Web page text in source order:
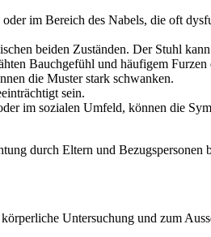
im Bereich des Nabels, die oft
beiden Zuständen. Der Stuhl
Bauchgefühl und häufigem Furzen
die Muster stark schwanken.
sein.
im sozialen Umfeld, können die
durch Eltern und Bezugspersonen
Untersuchung und zum